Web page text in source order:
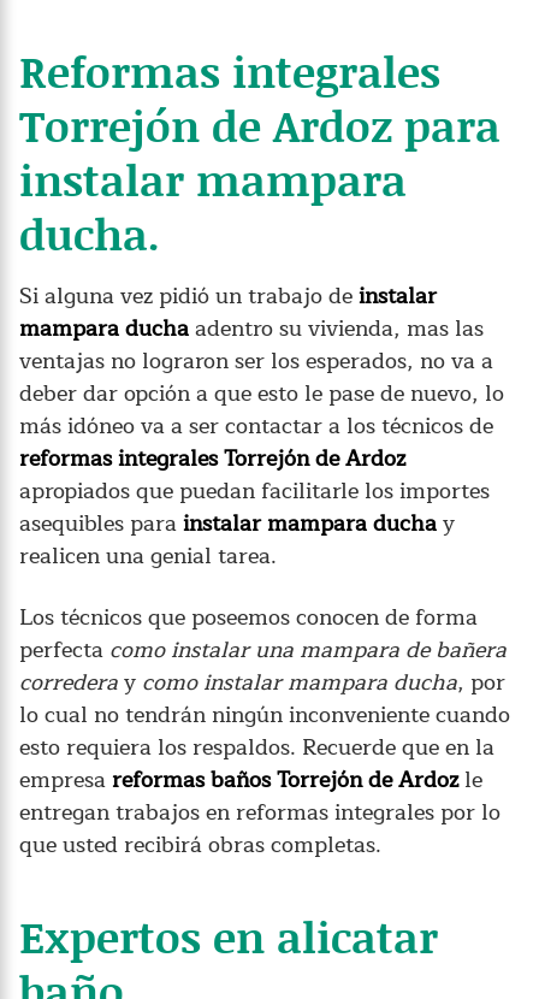
Reformas integrales
Torrejón de Ardoz para
instalar mampara
ducha.
Si alguna vez pidió un trabajo deinstalar
mampara duchaadentro su vivienda, mas las
ventajas no lograron ser los esperados, no va a
deber dar opción a que esto le pase de nuevo, lo
más idóneo va a ser contactar a los técnicos de
reformas integrales Torrejón de Ardoz
apropiados que puedan facilitarle los importes
asequibles parainstalar mampara duchay
realicen una genial tarea.
Los técnicos que poseemos conocen de forma
perfecta como instalar una mampara de bañera
correderay como instalar mampara ducha, por
lo cual no tendrán ningún inconveniente cuando
esto requiera los respaldos. Recuerde que en la
empresareformas baños Torrejón de Ardozle
entregan trabajos en reformas integrales por lo
que usted recibirá obras completas.
Expertos en alicatar